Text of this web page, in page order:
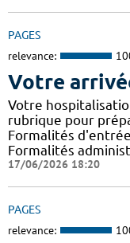
PAGES
relevance:
Votre
Votre
rubrique pour
Formalités
Formalités
17/06/2026 18:20
PAGES
relevance: